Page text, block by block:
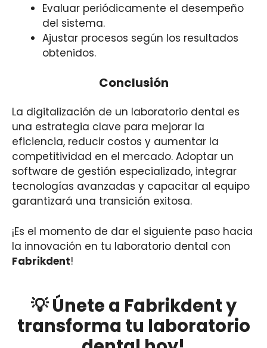
Evaluar periódicamente el desempeño
del sistema.
Ajustar procesos según los resultados
obtenidos.
Conclusión
La digitalización de un laboratorio dental es
una estrategia clave para mejorar la
eficiencia, reducir costos y aumentar la
competitividad en el mercado. Adoptar un
software de gestión especializado, integrar
tecnologías avanzadas y capacitar al equipo
garantizará una transición exitosa.
¡Es el momento de dar el siguiente paso hacia
la innovación en tu laboratorio dental con
Fabrikdent!
💡 Únete a Fabrikdent y
transforma tu laboratorio